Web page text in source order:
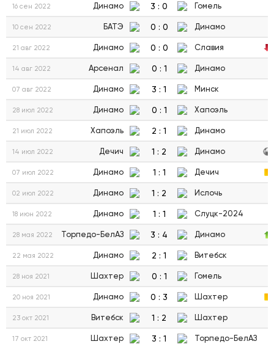
16 сен 2022 Динамо 3 : 0 Гомель
10 сен 2022 БАТЭ 0 : 0 Динамо
21 авг 2022 Динамо 0 : 0 Славия
14 авг 2022 Арсенал 0 : 1 Динамо
07 авг 2022 Динамо 3 : 1 Минск
28 июл 2022 Динамо 0 : 1 Хапоэль
21 июл 2022 Хапоэль 2 : 1 Динамо
14 июл 2022 Дечич 1 : 2 Динамо
07 июл 2022 Динамо 1 : 1 Дечич
02 июл 2022 Динамо 1 : 2 Ислочь
18 июн 2022 Динамо 1 : 1 Слуцк-2024
28 мая 2022 Торпедо-БелАЗ 3 : 4 Динамо
22 мая 2022 Динамо 2 : 1 Витебск
28 ноя 2021 Шахтер 0 : 1 Гомель
20 ноя 2021 Динамо 0 : 3 Шахтер
23 окт 2021 Витебск 1 : 2 Шахтер
17 окт 2021 Шахтер 3 : 1 Торпедо-БелАЗ